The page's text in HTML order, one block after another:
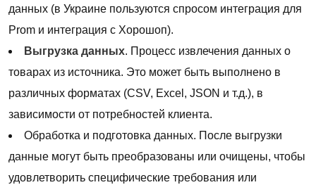
данных (в Украине пользуются спросом интеграция для
Prom и интеграция с Хорошоп).
Выгрузка данных. Процесс извлечения данных о
товарах из источника. Это может быть выполнено в
различных форматах (CSV, Excel, JSON и т.д.), в
зависимости от потребностей клиента.
Обработка и подготовка данных. После выгрузки
данные могут быть преобразованы или очищены, чтобы
удовлетворить специфические требования или